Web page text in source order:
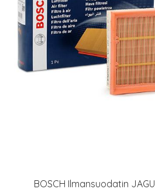
BOSCH Ilmansuodatin